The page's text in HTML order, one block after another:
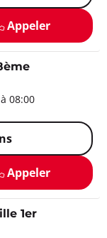
Appeler
08:00
Appeler
1er